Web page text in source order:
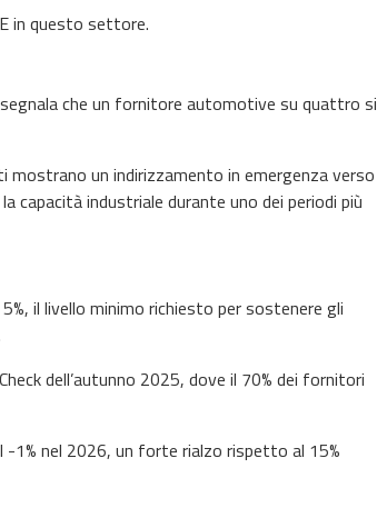
in questo settore.
segnala che un fornitore automotive su quattro si
mostrano un indirizzamento in emergenza verso
industriale durante uno dei periodi più
il livello minimo richiesto per sostenere gli
dell’autunno 2025, dove il 70% dei fornitori
nel 2026, un forte rialzo rispetto al 15%